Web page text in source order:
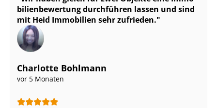
bi­li­en­be­wer­tung durchführen lassen und sind
mit Heid Immobilien sehr zufrieden.
Charlotte Bohlmann
vor 5 Monaten